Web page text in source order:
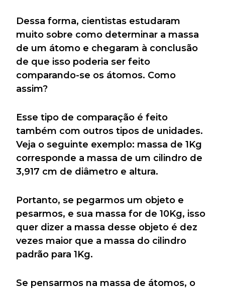
Dessa forma, cientistas estudaram
muito sobre como determinar a massa
de um átomo e chegaram à conclusão
de que isso poderia ser feito
comparando-se os átomos. Como
assim?
Esse tipo de comparação é feito
também com outros tipos de unidades.
Veja o seguinte exemplo: massa de 1Kg
corresponde a massa de um cilindro de
3,917 cm de diâmetro e altura.
Portanto, se pegarmos um objeto e
pesarmos, e sua massa for de 10Kg, isso
quer dizer a massa desse objeto é dez
vezes maior que a massa do cilindro
padrão para 1Kg.
Se pensarmos na massa de átomos, o